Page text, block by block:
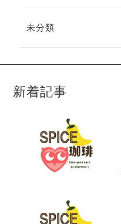
未分類
新着記事